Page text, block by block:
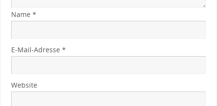
Name *
E-Mail-Adresse *
Website